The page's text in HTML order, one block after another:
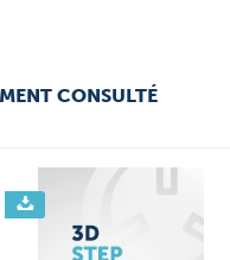
CONSULTÉ